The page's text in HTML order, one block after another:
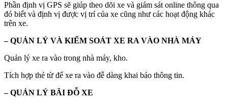
Phần định vị GPS sẽ giúp theo dõi xe và giám sát online thông qua
đó biết và định vị được vị trí của xe cũng như các hoạt động khác
trên xe.
– QUẢN LÝ VÀ KIỂM SOÁT XE RA VÀO NHÀ MÁY
Quản lý xe ra vào trong nhà máy, kho.
Tích hợp thẻ từ để xe ra vào đễ dàng khai báo thông tin.
– QUẢN LÝ BÃI ĐỖ XE